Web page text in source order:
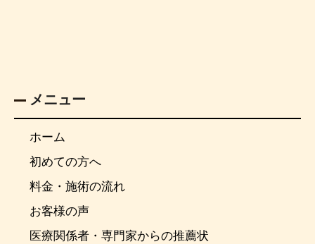
メニュー
ホーム
初めての方へ
料金・施術の流れ
お客様の声
医療関係者・専門家からの推薦状